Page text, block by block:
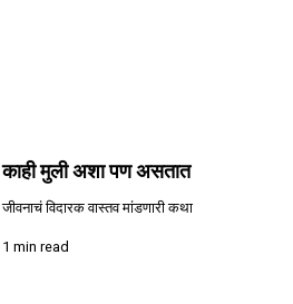
काही मुली अशा पण असतात
जीवनाचं विदारक वास्तव मांडणारी कथा
1 min read